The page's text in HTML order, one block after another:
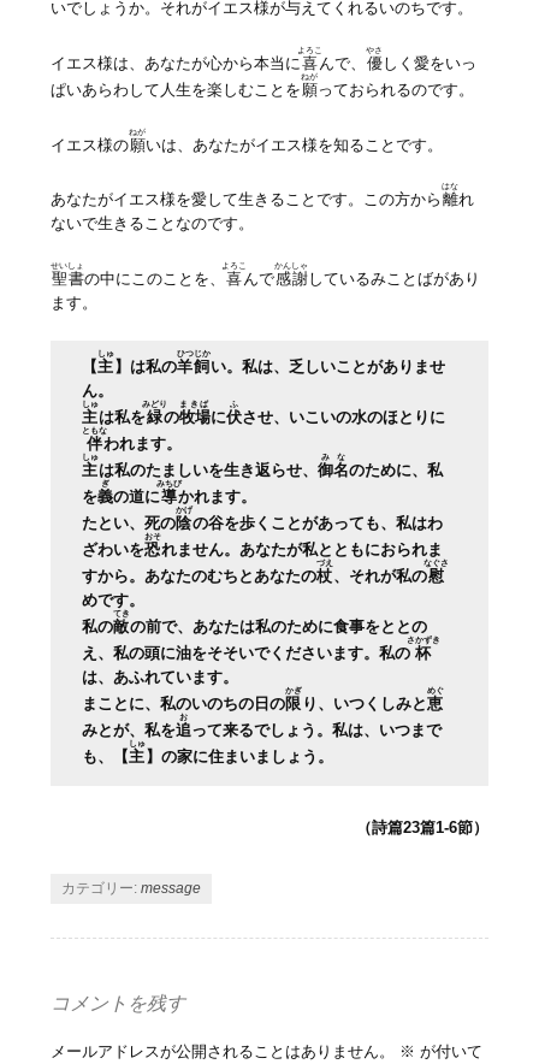
いでしょうか。それがイエス様が与えてくれるいのちです。
イエス様は、あなたが心から本当に 喜
よろこ
んで、 優
やさ
しく愛をいっ
ぱいあらわして人生を楽しむことを 願
ねが
っておられるのです。
イエス様の願
ねが
いは、あなたがイエス様を知ることです。
あなたがイエス様を愛して生きることです。この方から 離
はな
れ
ないで生きることなのです。
聖書
せいしょ
の中にこのことを、 喜
よろこ
んで感謝
かんしゃ
しているみことばがあり
ます。
【主
しゅ
】は私の羊飼
ひつじか
い。私は、乏しいことがありませ
ん。
主
しゅ
は私を緑
みどり
の牧場
まきば
に伏
ふ
させ、いこいの水のほとりに
伴
ともな
われます。
主
しゅ
は私のたましいを生き返らせ、 御名
みな
のために、私
を義
ぎ
の道に導
みちび
かれます。
たとい、死の陰
かげ
の谷を歩くことがあっても、私はわ
ざわいを恐
おそ
れません。あなたが私とともにおられま
すから。あなたのむちとあなたの杖
づえ
、それが私の慰
なぐさ
めです。
私の敵
てき
の前で、あなたは私のために食事をととの
え、私の頭に油をそそいでくださいます。私の 杯
さかずき
は、あふれています。
まことに、私のいのちの日の限
かぎ
り、いつくしみと恵
めぐ
みとが、私を追
お
って来るでしょう。私は、いつまで
も、【主
しゅ
】の家に住まいましょう。
（詩篇23篇1-6節）
カテゴリー:message
コメントを残す
メールアドレスが公開されることはありません。 ※ が付いて